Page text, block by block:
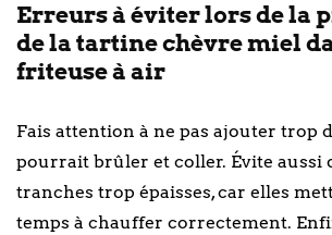
Erreurs à éviter lors de la
de la tartine chèvre miel
friteuse à air
Fais attention à ne pas ajouter trop
pourrait brûler et coller. Évite aussi
tranches trop épaisses, car elles
temps à chauffer correctement.